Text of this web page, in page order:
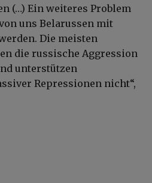
(…) Ein weiteres Problem
uns Belarussen mit
Die meisten
die russische Aggression
unterstützen
Repressionen nicht“,